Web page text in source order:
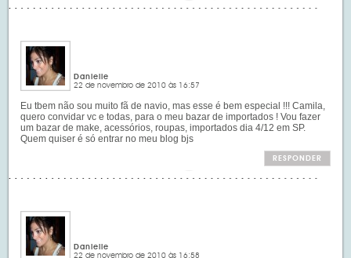
Danielle
22 de novembro de 2010 às 16:57
Eu tbem não sou muito fã de navio, mas esse é bem especial !!! Camila,
quero convidar vc e todas, para o meu bazar de importados ! Vou fazer
um bazar de make, acessórios, roupas, importados dia 4/12 em SP.
Quem quiser é só entrar no meu blog bjs
RESPONDER
Danielle
22 de novembro de 2010 às 16:58